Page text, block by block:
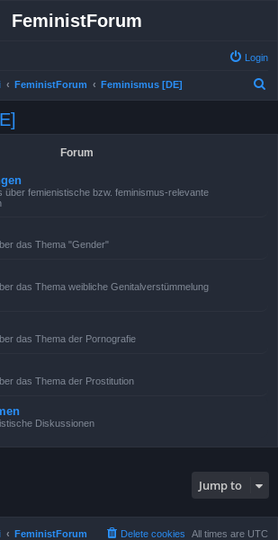
FeministForum
Login
FeministForum Feminismus [DE]
Forum
über femienistische bzw. feminismus-relevante
das Thema "Gender"
das Thema weibliche Genitalverstümmelung
das Thema der Pornografie
das Thema der Prostitution
Diskussionen
Jump to
FeministForum All times are UTC
Delete cookies